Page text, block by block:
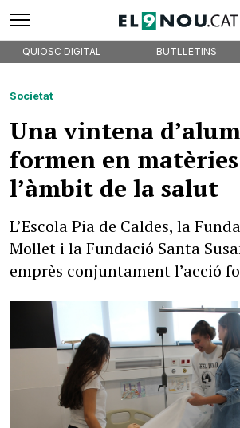
QUIOSC DIGITAL BUTLLETINS
Societat
Una vintena
formen en
l’àmbit de la salut
L’Escola Pia de Caldes, la
Mollet i la Fundació Santa
emprès conjuntament l’acció